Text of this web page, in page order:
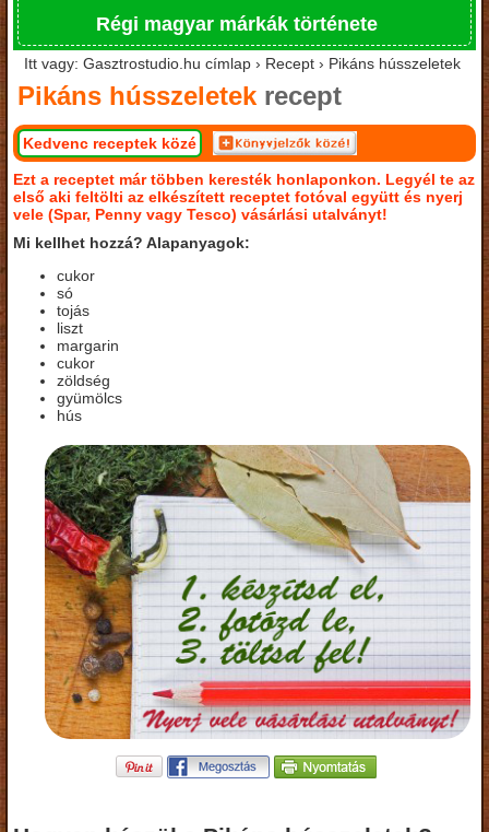
Régi magyar márkák története
Itt vagy: Gasztrostudio.hu címlap › Recept › Pikáns hússzeletek
Pikáns hússzeletek recept
Kedvenc receptek közé
Ezt a receptet már többen keresték honlaponkon. Legyél te az
első aki feltölti az elkészített receptet fotóval együtt és nyerj
vele (Spar, Penny vagy Tesco) vásárlási utalványt!
Mi kellhet hozzá? Alapanyagok:
cukor
só
tojás
liszt
margarin
cukor
zöldség
gyümölcs
hús